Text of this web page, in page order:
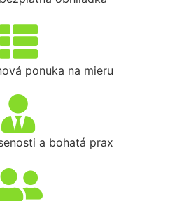
ponuka na mieru
a bohatá prax